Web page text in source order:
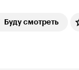
Буду смотреть